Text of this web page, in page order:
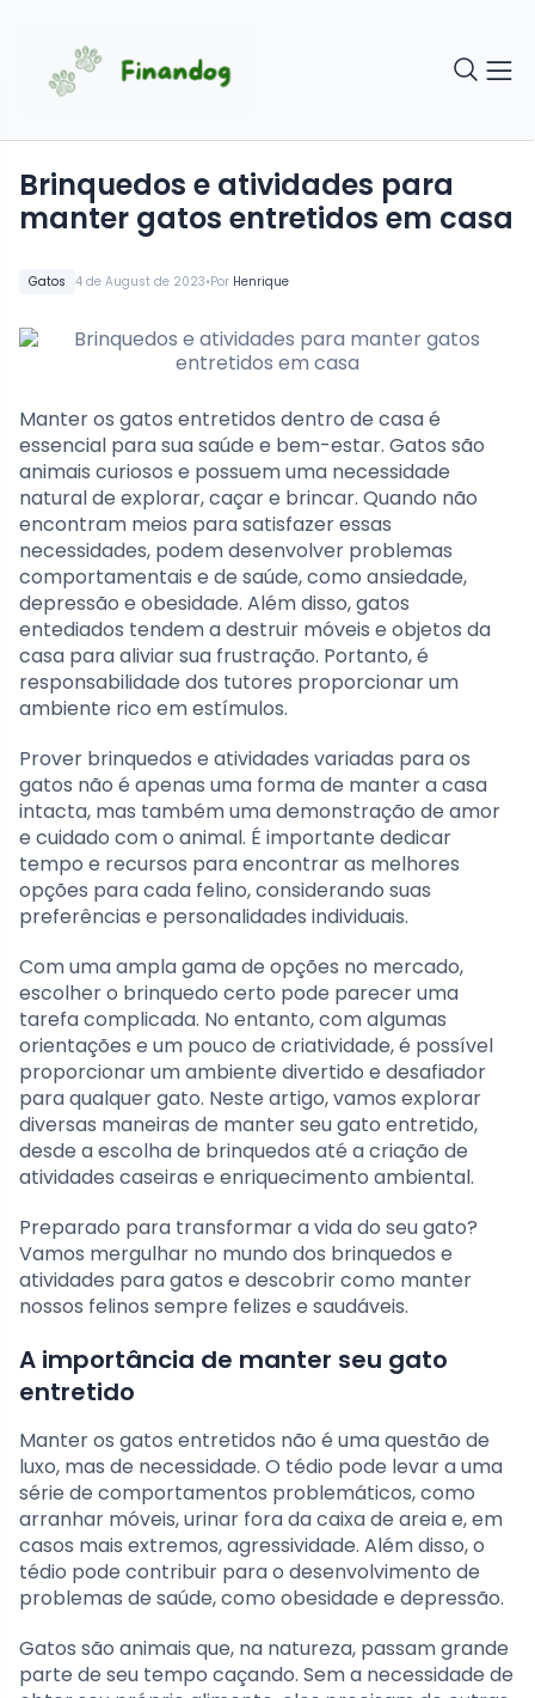
Gatos 4 de August de 2023•Por Henrique
Brinquedos e atividades para
manter gatos entretidos em casa
Manter os gatos entretidos dentro de casa é
essencial para sua saúde e bem-estar. Gatos são
animais curiosos e possuem uma necessidade
natural de explorar, caçar e brincar. Quando não
encontram meios para satisfazer essas
necessidades, podem desenvolver problemas
comportamentais e de saúde, como ansiedade,
depressão e obesidade. Além disso, gatos
entediados tendem a destruir móveis e objetos da
casa para aliviar sua frustração. Portanto, é
responsabilidade dos tutores proporcionar um
ambiente rico em estímulos.
Prover brinquedos e atividades variadas para os
gatos não é apenas uma forma de manter a casa
intacta, mas também uma demonstração de amor
e cuidado com o animal. É importante dedicar
tempo e recursos para encontrar as melhores
opções para cada felino, considerando suas
preferências e personalidades individuais.
Com uma ampla gama de opções no mercado,
escolher o brinquedo certo pode parecer uma
tarefa complicada. No entanto, com algumas
orientações e um pouco de criatividade, é possível
proporcionar um ambiente divertido e desafiador
para qualquer gato. Neste artigo, vamos explorar
diversas maneiras de manter seu gato entretido,
desde a escolha de brinquedos até a criação de
atividades caseiras e enriquecimento ambiental.
Preparado para transformar a vida do seu gato?
Vamos mergulhar no mundo dos brinquedos e
atividades para gatos e descobrir como manter
nossos felinos sempre felizes e saudáveis.
A importância de manter seu gato
entretido
Manter os gatos entretidos não é uma questão de
luxo, mas de necessidade. O tédio pode levar a uma
série de comportamentos problemáticos, como
arranhar móveis, urinar fora da caixa de areia e, em
casos mais extremos, agressividade. Além disso, o
tédio pode contribuir para o desenvolvimento de
problemas de saúde, como obesidade e depressão.
Gatos são animais que, na natureza, passam grande
parte de seu tempo caçando. Sem a necessidade de